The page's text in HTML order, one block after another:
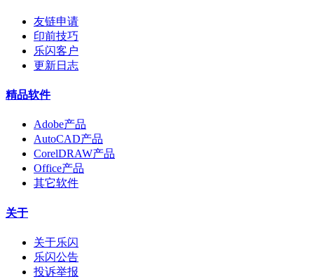
友链申请
印前技巧
乐闪客户
更新日志
精品软件
Adobe产品
AutoCAD产品
CorelDRAW产品
Office产品
其它软件
关于
关于乐闪
乐闪公告
投诉举报